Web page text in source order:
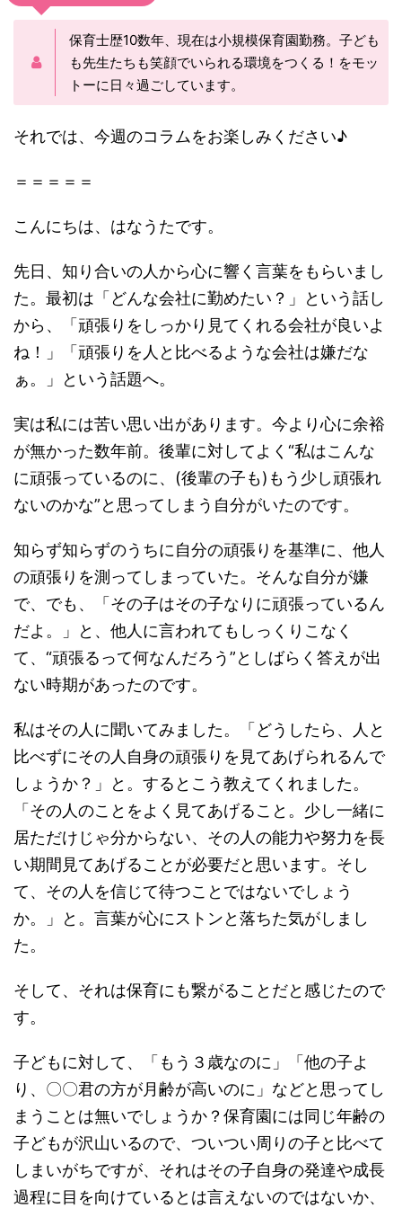
保育士歴10数年、現在は小規模保育園勤務。子ども
も先生たちも笑顔でいられる環境をつくる！をモッ
トーに日々過ごしています。
それでは、今週のコラムをお楽しみください♪
＝＝＝＝＝
こんにちは、はなうたです。
先日、知り合いの人から心に響く言葉をもらいまし
た。最初は「どんな会社に勤めたい？」という話し
から、「頑張りをしっかり見てくれる会社が良いよ
ね！」「頑張りを人と比べるような会社は嫌だな
ぁ。」という話題へ。
実は私には苦い思い出があります。今より心に余裕
が無かった数年前。後輩に対してよく“私はこんな
に頑張っているのに、(後輩の子も)もう少し頑張れ
ないのかな”と思ってしまう自分がいたのです。
知らず知らずのうちに自分の頑張りを基準に、他人
の頑張りを測ってしまっていた。そんな自分が嫌
で、でも、「その子はその子なりに頑張っているん
だよ。」と、他人に言われてもしっくりこなく
て、“頑張るって何なんだろう”としばらく答えが出
ない時期があったのです。
私はその人に聞いてみました。「どうしたら、人と
比べずにその人自身の頑張りを見てあげられるんで
しょうか？」と。するとこう教えてくれました。
「その人のことをよく見てあげること。少し一緒に
居ただけじゃ分からない、その人の能力や努力を長
い期間見てあげることが必要だと思います。そし
て、その人を信じて待つことではないでしょう
か。」と。言葉が心にストンと落ちた気がしまし
た。
そして、それは保育にも繋がることだと感じたので
す。
子どもに対して、「もう３歳なのに」「他の子よ
り、〇〇君の方が月齢が高いのに」などと思ってし
まうことは無いでしょうか？保育園には同じ年齢の
子どもが沢山いるので、ついつい周りの子と比べて
しまいがちですが、それはその子自身の発達や成長
過程に目を向けているとは言えないのではないか、